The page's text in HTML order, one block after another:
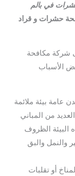
في بالم
حشرات و قراد
شركة مكافحة
الأسباب
عامة بيئة ملائمة
من المباني
البيئة الظروف
والنمل والبق
أو تقلبات